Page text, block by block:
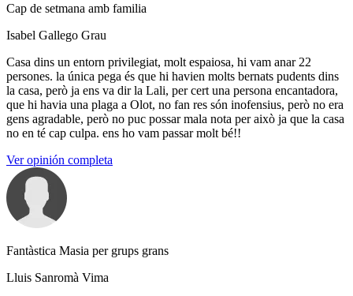
Cap de setmana amb familia
Isabel Gallego Grau
Casa dins un entorn privilegiat, molt espaiosa, hi vam anar 22
persones. la única pega és que hi havien molts bernats pudents dins
la casa, però ja ens va dir la Lali, per cert una persona encantadora,
que hi havia una plaga a Olot, no fan res són inofensius, però no era
gens agradable, però no puc possar mala nota per això ja que la casa
no en té cap culpa. ens ho vam passar molt bé!!
Ver opinión completa
Fantàstica Masia per grups grans
Lluis Sanromà Vima